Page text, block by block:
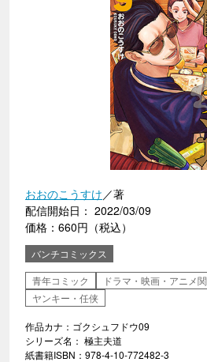
おおのこうすけ／著
配信開始日： 2022/03/09
価格：660円（税込）
バンチコミックス
青年コミック
ドラマ・映画・アニメ
ヤンキー・任侠
作品カナ：ゴクシュフドウ09
シリーズ名： 極主夫道
紙書籍ISBN：978-4-10-772482-3